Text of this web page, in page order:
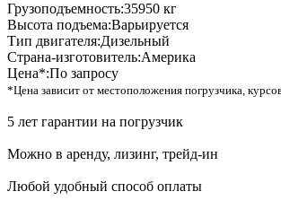
Грузоподъемность:35950 кг
Высота подъема:Варьируется
Тип двигателя:Дизельный
Страна-изготовитель:Америка
Цена*:По запросу
*Цена зависит от местоположения погрузчика,
5 лет гарантии на погрузчик
Можно в аренду, лизинг, трейд-ин
Любой удобный способ оплаты